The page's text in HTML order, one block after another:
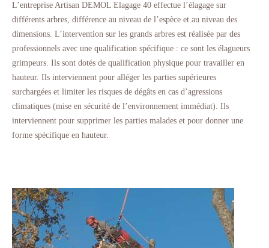
L’entreprise Artisan DEMOL Elagage 40 effectue l’élagage sur
différents arbres, différence au niveau de l’espèce et au niveau des
dimensions. L’intervention sur les grands arbres est réalisée par des
professionnels avec une qualification spécifique : ce sont les élagueurs
grimpeurs. Ils sont dotés de qualification physique pour travailler en
hauteur. Ils interviennent pour alléger les parties supérieures
surchargées et limiter les risques de dégâts en cas d’agressions
climatiques (mise en sécurité de l’environnement immédiat). Ils
interviennent pour supprimer les parties malades et pour donner une
forme spécifique en hauteur.